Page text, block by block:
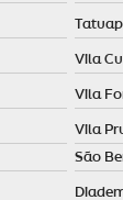
Vila
Vila
Vila
São